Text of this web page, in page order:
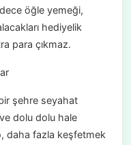
öğle yemeği,
hediyelik
para çıkmaz.
şehre seyahat
dolu dolu hale
daha fazla keşfetmek